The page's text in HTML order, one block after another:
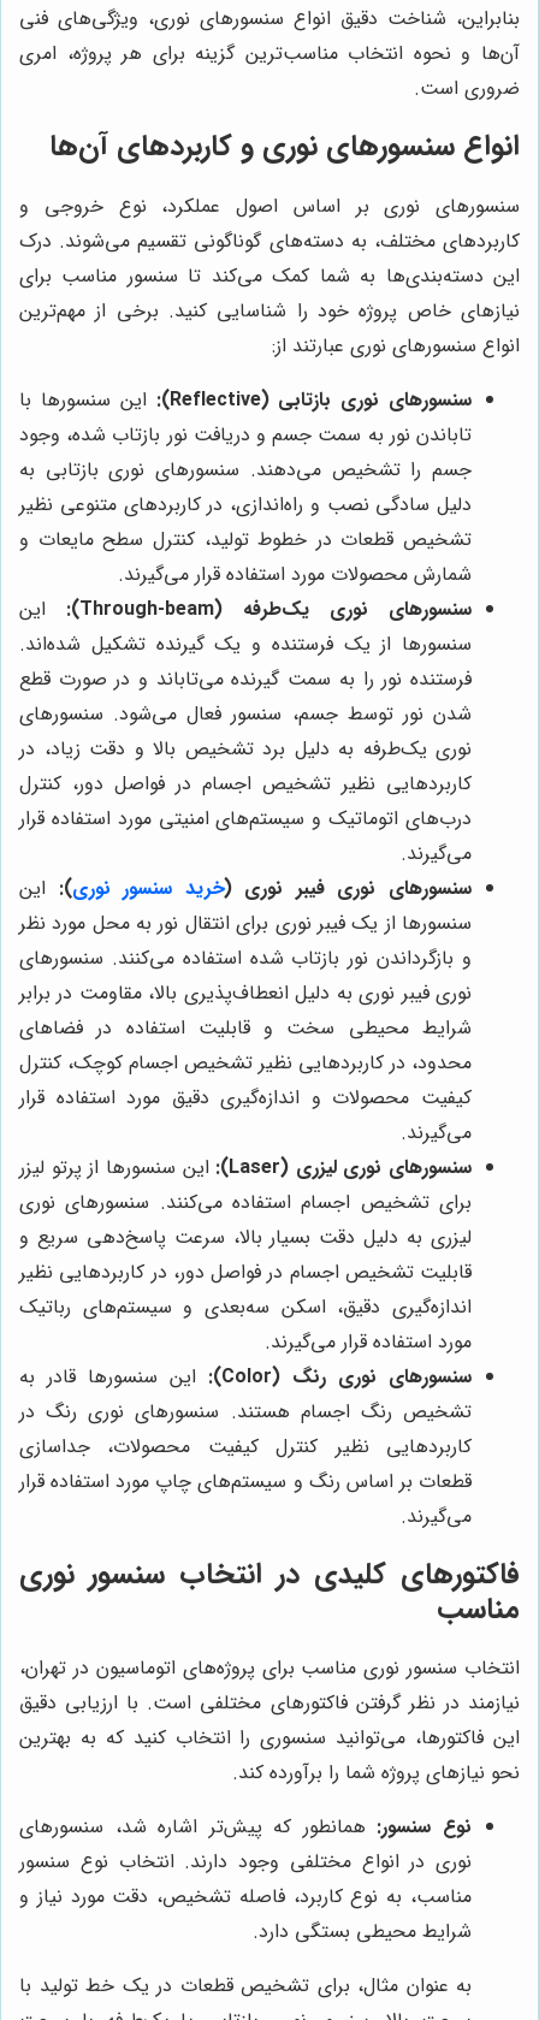
بنابراین، شناخت دقیق انواع سنسورهای نوری، ویژگی‌های فنی
آن‌ها و نحوه انتخاب مناسب‌ترین گزینه برای هر پروژه، امری
ضروری است.
انواع سنسورهای نوری و کاربردهای آن‌ها
سنسورهای نوری بر اساس اصول عملکرد، نوع خروجی و
کاربردهای مختلف، به دسته‌های گوناگونی تقسیم می‌شوند. درک
این دسته‌بندی‌ها به شما کمک می‌کند تا سنسور مناسب برای
نیازهای خاص پروژه خود را شناسایی کنید. برخی از مهم‌ترین
انواع سنسورهای نوری عبارتند از:
سنسورهای نوری بازتابی (Reflective):
این سنسورها با
تاباندن نور به سمت جسم و دریافت نور بازتاب شده، وجود
جسم را تشخیص می‌دهند. سنسورهای نوری بازتابی به
دلیل سادگی نصب و راه‌اندازی، در کاربردهای متنوعی نظیر
تشخیص قطعات در خطوط تولید، کنترل سطح مایعات و
شمارش محصولات مورد استفاده قرار می‌گیرند.
سنسورهای نوری یک‌طرفه (Through-beam):
این
سنسورها از یک فرستنده و یک گیرنده تشکیل شده‌اند.
فرستنده نور را به سمت گیرنده می‌تاباند و در صورت قطع
شدن نور توسط جسم، سنسور فعال می‌شود. سنسورهای
نوری یک‌طرفه به دلیل برد تشخیص بالا و دقت زیاد، در
کاربردهایی نظیر تشخیص اجسام در فواصل دور، کنترل
درب‌های اتوماتیک و سیستم‌های امنیتی مورد استفاده قرار
می‌گیرند.
سنسورهای نوری فیبر نوری (خرید سنسور نوری): این
سنسورها از یک فیبر نوری برای انتقال نور به محل مورد نظر
و بازگرداندن نور بازتاب شده استفاده می‌کنند. سنسورهای
نوری فیبر نوری به دلیل انعطاف‌پذیری بالا، مقاومت در برابر
شرایط محیطی سخت و قابلیت استفاده در فضاهای
محدود، در کاربردهایی نظیر تشخیص اجسام کوچک، کنترل
کیفیت محصولات و اندازه‌گیری دقیق مورد استفاده قرار
می‌گیرند.
سنسورهای نوری لیزری (Laser):
این سنسورها از پرتو لیزر
برای تشخیص اجسام استفاده می‌کنند. سنسورهای نوری
لیزری به دلیل دقت بسیار بالا، سرعت پاسخ‌دهی سریع و
قابلیت تشخیص اجسام در فواصل دور، در کاربردهایی نظیر
اندازه‌گیری دقیق، اسکن سه‌بعدی و سیستم‌های رباتیک
مورد استفاده قرار می‌گیرند.
سنسورهای نوری رنگ (Color):
این سنسورها قادر به
تشخیص رنگ اجسام هستند. سنسورهای نوری رنگ در
کاربردهایی نظیر کنترل کیفیت محصولات، جداسازی
قطعات بر اساس رنگ و سیستم‌های چاپ مورد استفاده قرار
می‌گیرند.
فاکتورهای کلیدی در انتخاب سنسور نوری
مناسب
انتخاب سنسور نوری مناسب برای پروژه‌های اتوماسیون در تهران،
نیازمند در نظر گرفتن فاکتورهای مختلفی است. با ارزیابی دقیق
این فاکتورها، می‌توانید سنسوری را انتخاب کنید که به بهترین
نحو نیازهای پروژه شما را برآورده کند.
نوع سنسور: همانطور که پیش‌تر اشاره شد، سنسورهای
نوری در انواع مختلفی وجود دارند. انتخاب نوع سنسور
مناسب، به نوع کاربرد، فاصله تشخیص، دقت مورد نیاز و
شرایط محیطی بستگی دارد.
به عنوان مثال، برای تشخیص قطعات در یک خط تولید با